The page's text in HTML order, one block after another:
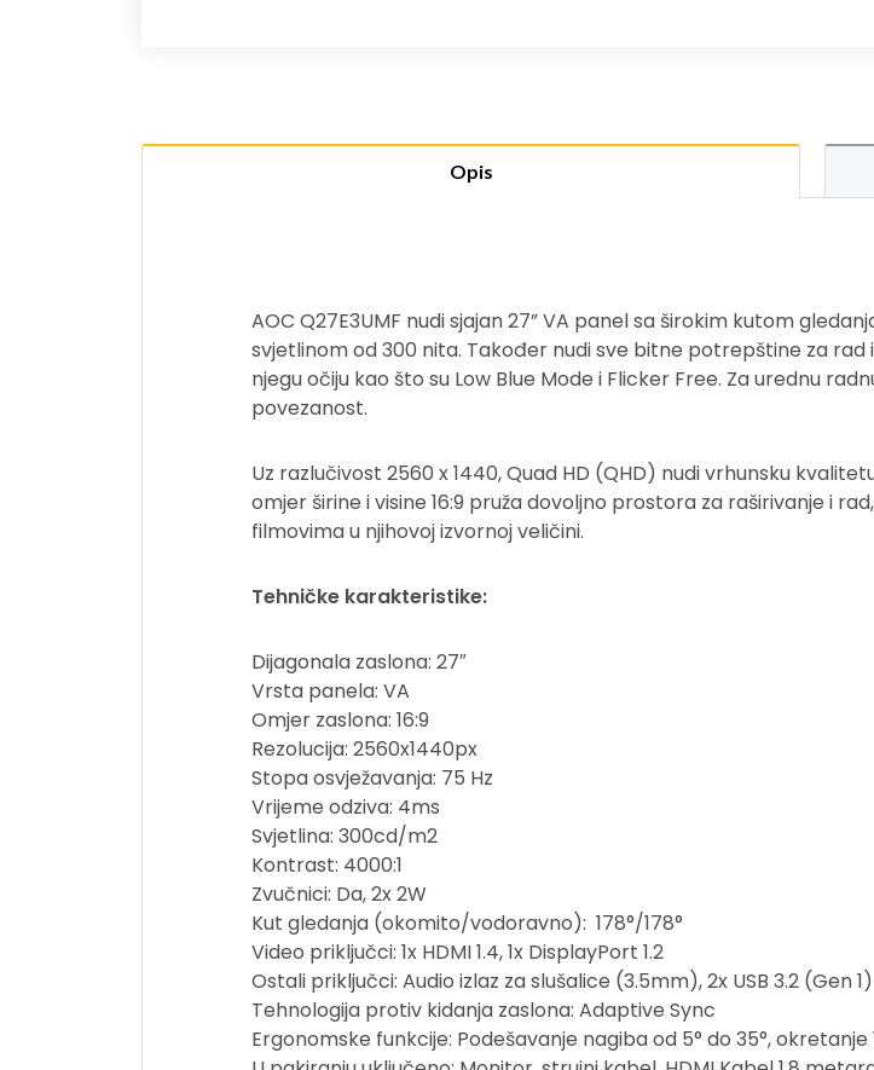
Opis
AOC Q27E3UMF nudi sjajan 27” VA panel sa širokim kutom
svjetlinom od 300 nita. Također nudi sve bitne potrepštine za
njegu očiju kao što su Low Blue Mode i Flicker Free. Za urednu
povezanost.
Uz razlučivost 2560 x 1440, Quad HD (QHD) nudi vrhunsku
omjer širine i visine 16:9 pruža dovoljno prostora za raširivanje i
filmovima u njihovoj izvornoj veličini.
Tehničke karakteristike:
Dijagonala zaslona: 27″
Vrsta panela: VA
Omjer zaslona: 16:9
Rezolucija: 2560x1440px
Stopa osvježavanja: 75 Hz
Vrijeme odziva: 4ms
Svjetlina: 300cd/m2
Kontrast: 4000:1
Zvučnici: Da, 2x 2W
Kut gledanja (okomito/vodoravno): 178°/178°
Video priključci: 1x HDMI 1.4, 1x DisplayPort 1.2
Ostali priključci: Audio izlaz za slušalice (3.5mm), 2x USB 3.2 (Gen 1)
Tehnologija protiv kidanja zaslona: Adaptive Sync
Ergonomske funkcije: Podešavanje nagiba od 5° do 35°, okretanje